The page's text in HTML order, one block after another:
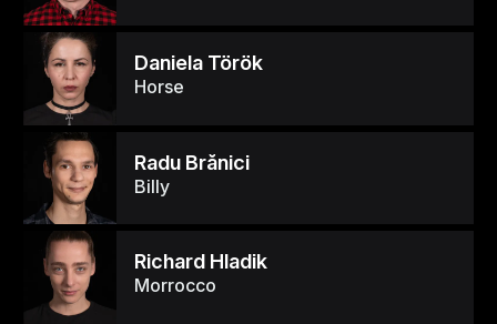
Daniela Török
Horse
Radu Brănici
Billy
Richard Hladik
Morrocco